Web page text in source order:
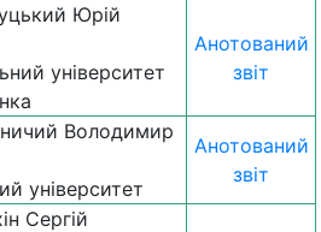
Юрій
університет
Анотований
звіт
Володимир
університет
Анотований
звіт
Сергій